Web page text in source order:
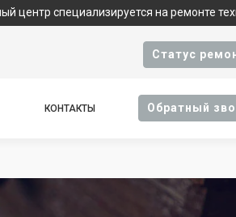
на ремонте техники
Cтатус
КОНТАКТЫ Oбратный